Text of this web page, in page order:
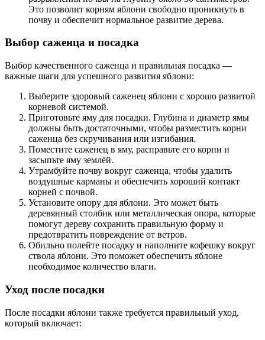
Это позволит корням яблони свободно проникнуть в
почву и обеспечит нормальное развитие дерева.
Выбор саженца и посадка
Выбор качественного саженца и правильная посадка —
важные шаги для успешного развития яблони:
Выберите здоровый саженец яблони с хорошо развитой
корневой системой.
Приготовьте яму для посадки. Глубина и диаметр ямы
должны быть достаточными, чтобы разместить корни
саженца без скручивания или изгибания.
Поместите саженец в яму, расправьте его корни и
засыпьте яму землёй.
Утрамбуйте почву вокруг саженца, чтобы удалить
воздушные карманы и обеспечить хороший контакт
корней с почвой.
Установите опору для яблони. Это может быть
деревянный столбик или металлическая опора, которые
помогут дереву сохранить правильную форму и
предотвратить повреждение от ветров.
Обильно полейте посадку и наполните кофешку вокруг
ствола яблони. Это поможет обеспечить яблоне
необходимое количество влаги.
Уход после посадки
После посадки яблони также требуется правильный уход,
который включает: